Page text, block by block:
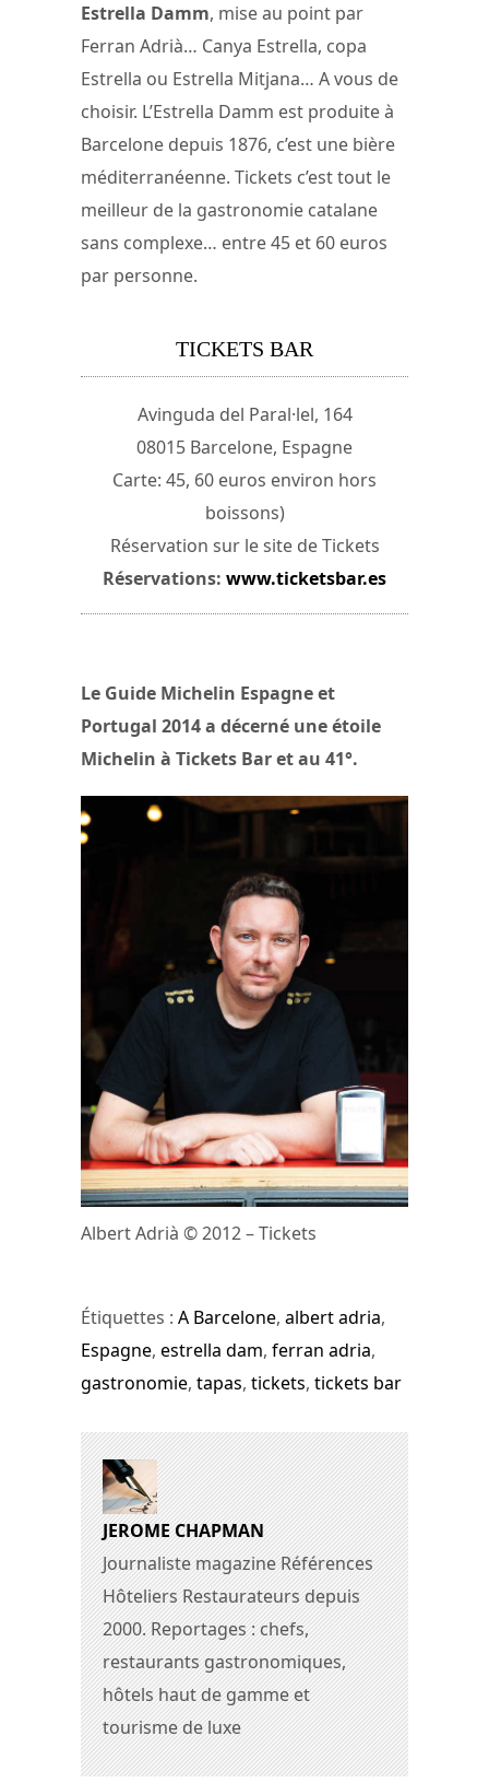
Estrella Damm, mise au point par
Ferran Adrià… Canya Estrella, copa
Estrella ou Estrella Mitjana… A vous de
choisir. L’Estrella Damm est produite à
Barcelone depuis 1876, c’est une bière
méditerranéenne. Tickets c’est tout le
meilleur de la gastronomie catalane
sans complexe… entre 45 et 60 euros
par personne.
TICKETS BAR
Avinguda del Paral·lel, 164
08015 Barcelone, Espagne
Carte: 45, 60 euros environ hors
boissons)
Réservation sur le site de Tickets
Réservations: www.ticketsbar.es
Le Guide Michelin Espagne et
Portugal 2014 a décerné une étoile
Michelin à Tickets Bar et au 41°.
Albert Adrià © 2012 – Tickets
Étiquettes : A Barcelone, albert adria,
Espagne, estrella dam, ferran adria,
gastronomie, tapas, tickets, tickets bar
JEROME CHAPMAN
Journaliste magazine Références
Hôteliers Restaurateurs depuis
2000. Reportages : chefs,
restaurants gastronomiques,
hôtels haut de gamme et
tourisme de luxe